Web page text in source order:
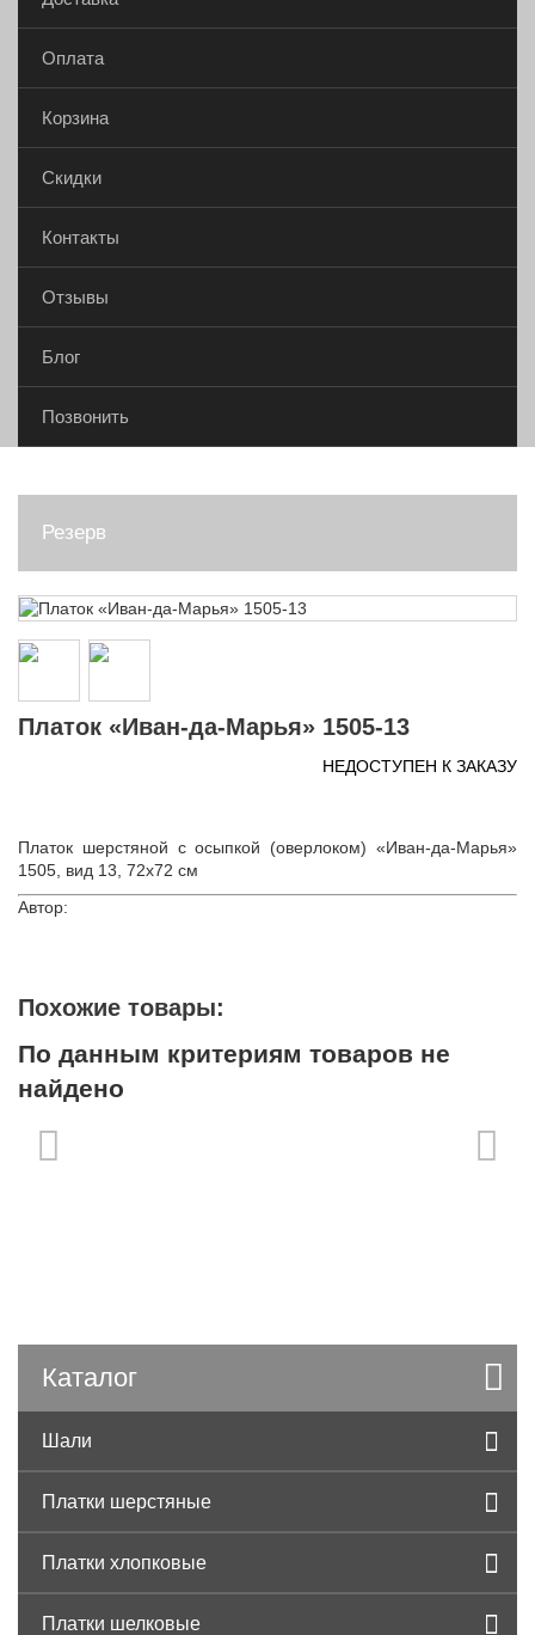
Оплата
Корзина
Скидки
Контакты
Отзывы
Блог
Позвонить
Резерв
Платок «Иван-да-Марья» 1505-13
НЕДОСТУПЕН К ЗАКАЗУ
Платок шерстяной с осыпкой (оверлоком) «Иван-да-Марья»
1505, вид 13, 72х72 см
Автор:
Похожие товары:
По данным критериям товаров не
найдено
Каталог
Шали
Платки шерстяные
Платки хлопковые
Платки шелковые